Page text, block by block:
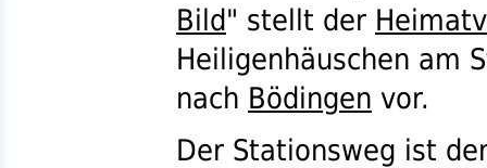
Bild" stellt der
Heiligenhäuschen am
nach Bödingen vor.
Der Stationsweg ist